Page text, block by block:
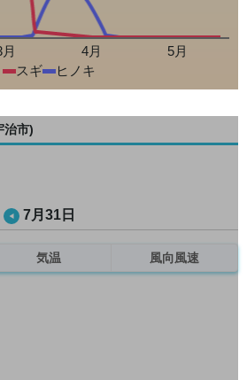
4月
5月
スギ
ヒノキ
治市)
7月31日
気温 風向風速